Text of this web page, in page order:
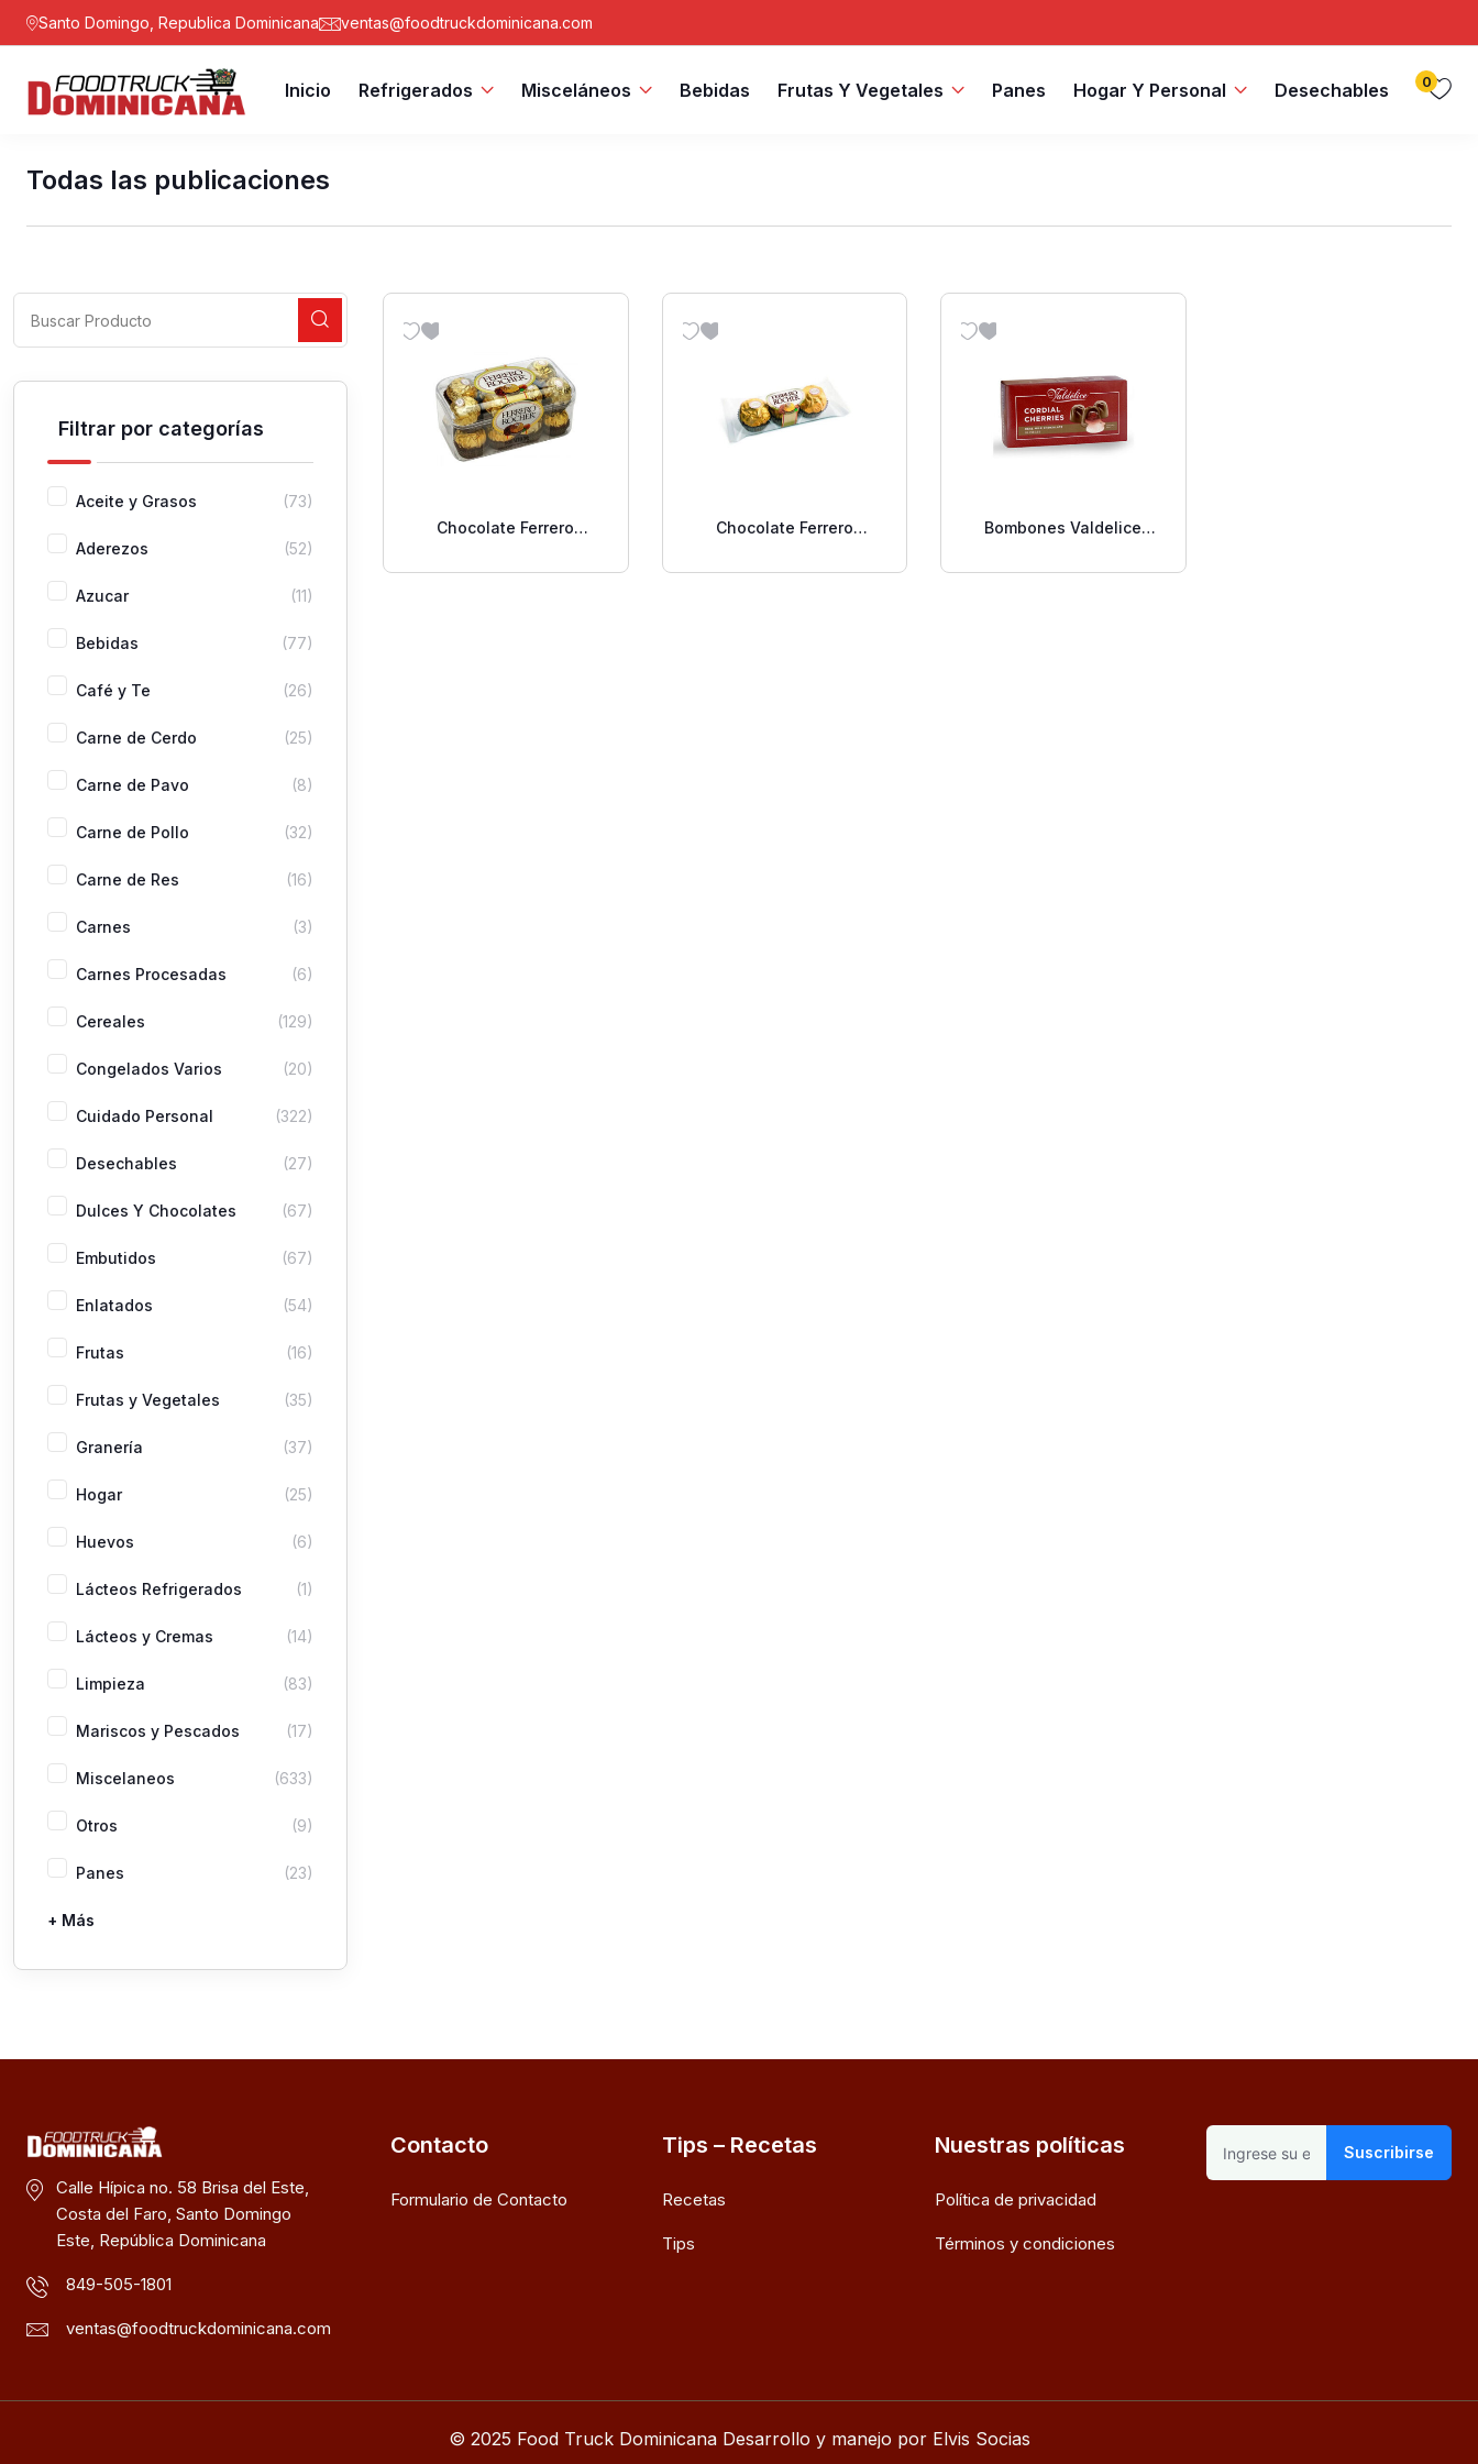
Santo Domingo, Republica Dominicana ventas@foodtruckdominicana.com
Inicio Refrigerados Misceláneos Bebidas Frutas Y Vegetales Panes Hogar Y Personal Desechables 0
Todas las publicaciones
Filtrar por categorías
Aceite y Grasos (73)
Aderezos (52)
Azucar (11)
Bebidas (77)
Café y Te (26)
Carne de Cerdo (25)
Carne de Pavo (8)
Carne de Pollo (32)
Carne de Res (16)
Carnes (3)
Carnes Procesadas (6)
Cereales (129)
Congelados Varios (20)
Cuidado Personal (322)
Desechables (27)
Dulces Y Chocolates (67)
Embutidos (67)
Enlatados (54)
Frutas (16)
Frutas y Vegetales (35)
Granería (37)
Hogar (25)
Huevos (6)
Lácteos Refrigerados (1)
Lácteos y Cremas (14)
Limpieza (83)
Mariscos y Pescados (17)
Miscelaneos (633)
Otros (9)
Panes (23)
Pastas
Picaderas
Sazones y Salsas
Vegetales
+ Más
Chocolate Ferrero
Chocolate Ferrero
Bombones Valdelice
Calle Hípica no. 58 Brisa del Este,
Costa del Faro, Santo Domingo
Este, República Dominicana
849-505-1801
ventas@foodtruckdominicana.com
Contacto
Formulario de Contacto
Tips – Recetas
Recetas
Tips
Nuestras políticas
Política de privacidad
Términos y condiciones
Suscribirse
© 2025 Food Truck Dominicana Desarrollo y manejo por Elvis Socias